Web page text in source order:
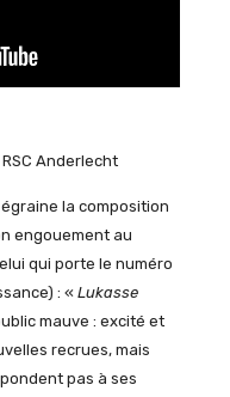
Anderlecht
la composition
engouement au
qui porte le numéro
: «Lukasse
mauve : excité et
recrues, mais
pas à ses